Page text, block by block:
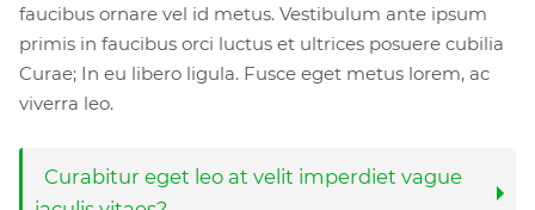
faucibus ornare vel id metus. Vestibulum ante ipsum
primis in faucibus orci luctus et ultrices posuere cubilia
Curae; In eu libero ligula. Fusce eget metus lorem, ac
viverra leo.
Curabitur eget leo at velit imperdiet vague